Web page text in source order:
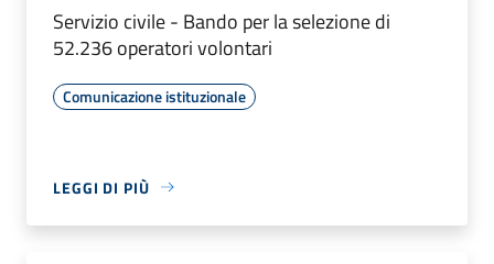
Servizio civile - Bando per la selezione di
52.236 operatori volontari
Comunicazione istituzionale
LEGGI DI PIÙ